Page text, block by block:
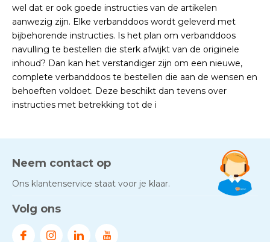
wel dat er ook goede instructies van de artikelen
aanwezig zijn. Elke verbanddoos wordt geleverd met
bijbehorende instructies. Is het plan om verbanddoos
navulling te bestellen die sterk afwijkt van de originele
inhoud? Dan kan het verstandiger zijn om een nieuwe,
complete verbanddoos te bestellen die aan de wensen en
behoeften voldoet. Deze beschikt dan tevens over
instructies met betrekking tot de i
Neem contact op
Ons klantenservice staat voor je klaar.
Volg ons